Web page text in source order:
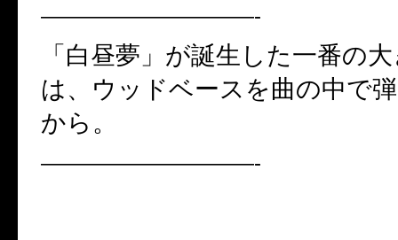
——————————-
「白昼夢」が誕生した一番の
は、ウッドベースを曲の中で
から。
——————————-